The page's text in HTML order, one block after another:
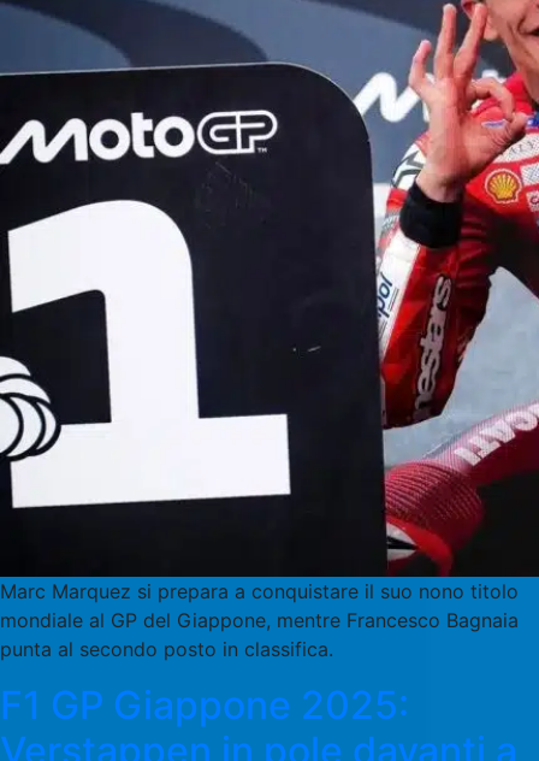
Marc Marquez si prepara a conquistare il suo nono titolo
mondiale al GP del Giappone, mentre Francesco Bagnaia
punta al secondo posto in classifica.
F1 GP Giappone 2025:
Verstappen in pole davanti a